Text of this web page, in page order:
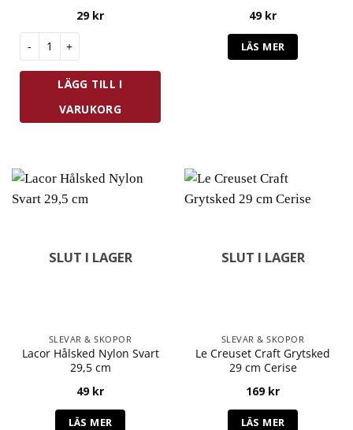
29 kr
Eppicotispai Träskopa 7 cm Bok mängd
LÄGG TILL I
VARUKORG
49 kr
LÄS MER
SLUT I LAGER
SLEVAR & SKOPOR
Lacor Hålsked Nylon Svart
29,5 cm
49 kr
LÄS MER
SLUT I LAGER
SLEVAR & SKOPOR
Le Creuset Craft Grytsked
29 cm Cerise
169 kr
LÄS MER